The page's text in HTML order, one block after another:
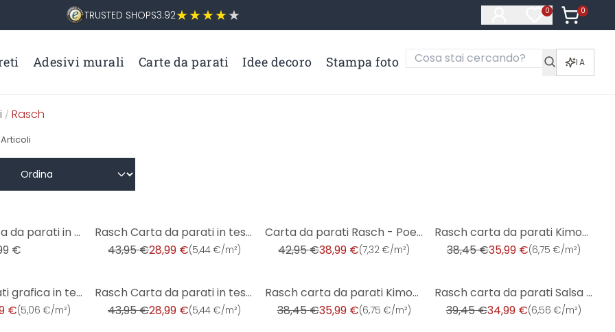
TRUSTED SHOPS3.92 0
Articoli nella
0
Articoli
Adesivi murali Carte da parati Idee decoro Stampa foto IA
/ Rasch
Articoli
Colla per carta da parati in tessuto non tessuto per 5-7 rotoli - Rasch
€
Rasch Carta da parati in tessuto non tessuto - African Queen III
43,95 €28,99 €(5,44 €/m²)
Carta da parati Rasch - Poetry II verde
42,95 €38,99 €(7,32 €/m²)
Rasch carta da parati Kimono - Salvia
38,45 €35,99 €(6,75 €/m²)
Carta da parati grafica in tessuto non tessuto blu Paraiso
€(5,06 €/m²)
Rasch Carta da parati in tessuto non tessuto - African Queen III
43,95 €28,99 €(5,44 €/m²)
Rasch carta da parati Kimono
38,45 €35,99 €(6,75 €/m²)
Rasch carta da parati Salsa - Unicolor
39,45 €34,99 €(6,56 €/m²)